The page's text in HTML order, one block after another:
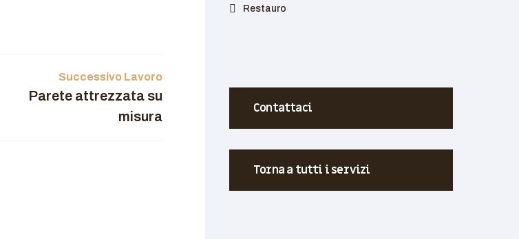
Successivo Lavoro
Parete attrezzata su
misura
Restauro
Contattaci
Torna a tutti i servizi